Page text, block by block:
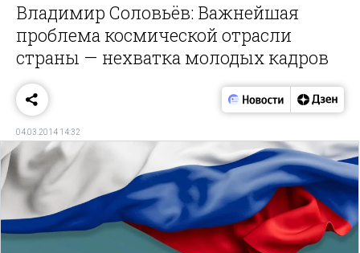
Владимир Соловьёв: Важнейшая
проблема космической отрасли
страны — нехватка молодых кадров
04.03.2014 14:32